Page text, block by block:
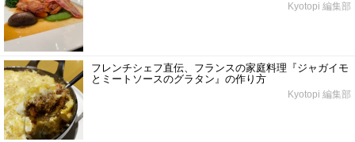
Kyotopi 編集部
フレンチシェフ直伝、フランスの家庭料理『ジャガイモ
とミートソースのグラタン』の作り方
Kyotopi 編集部